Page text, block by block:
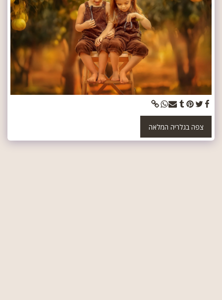
צפה בגלריה המלאה